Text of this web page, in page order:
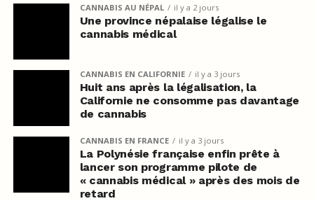
CANNABIS AU NÉPAL il y a 2 jours
Une province népalaise légalise le
cannabis médical
CANNABIS EN CALIFORNIE il y a 3 jours
Huit ans après la légalisation, la
Californie ne consomme pas davantage
de cannabis
CANNABIS EN FRANCE il y a 3 jours
La Polynésie française enfin prête à
lancer son programme pilote de
« cannabis médical » après des mois de
retard